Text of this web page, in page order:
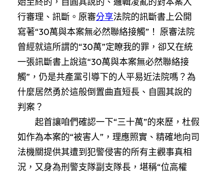
行審理、訊斷。原審分享法院的訊斷書上公開
寫著“30萬與本案無必然聯絡接觸”！ 原審法院
曾經就這所謂的“30萬”定瞭我的罪，卻又在統
一張訊斷書上說這“30萬與本案無必然聯絡接
觸”，仍是共產黨引導下的人平易近法院嗎？為
什麼居然勇於這般倒置曲直短長、自圓其說的
判案？
起首讓咱們確認一下“三十萬”的來歷，杜假
如作為本案的“被害人”，理應照實、精確地向司
法機關提供其遭到犯警侵害的所有主觀事真相
況，又身為刑警支隊副支隊長，堪稱“位高權